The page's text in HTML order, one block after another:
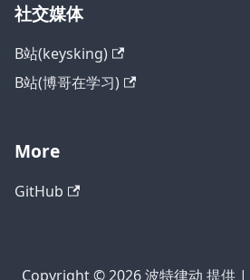
社交媒体
B站(keysking)
B站(博哥在学习)
More
GitHub
Copyright © 2026 波特律动 提供 |